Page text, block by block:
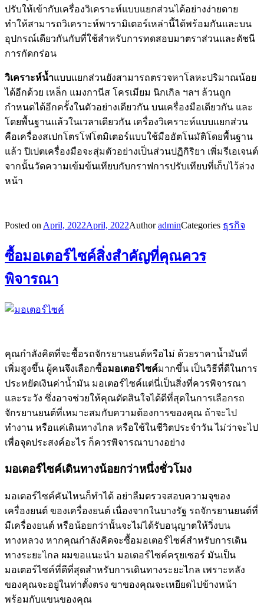
ปรับให้เข้ากับเครื่องวิเคราะห์แบบแยกส่วนได้อย่างง่ายดาย
ทำให้สามารถวิเคราะห์พารามิเตอร์เหล่านี้ได้พร้อมกันและบน
อุปกรณ์เดียวกันกับที่ใช้สำหรับการทดสอบมาตราส่วนและดัชนี
การกัดกร่อน
วิเคราะห์น้ำแบบแยกส่วนยังสามารถตรวจหาโลหะปริมาณน้อย
ได้อีกด้วย เหล็ก แมงกานีส โครเมียม นิกเกิล ฯลฯ ล้วนถูก
กำหนดได้อีกครั้งในตัวอย่างเดียวกัน บนเครื่องมือเดียวกัน และ
โดยพื้นฐานแล้วในเวลาเดียวกัน เครื่องวิเคราะห์แบบแยกส่วน
คือเครื่องสเปกโตรโฟโตมิเตอร์แบบใช้มืออัตโนมัติโดยพื้นฐาน
แล้ว ปิเปตเครื่องมือจะสุ่มตัวอย่างเป็นส่วนปฏิกิริยา เพิ่มรีเอเจนต์
จากนั้นวัดความเข้มข้นเทียบกับกราฟการปรับเทียบที่เก็บไว้ล่วง
หน้า
Posted on April, 2022April, 2022AuthoradminCategories ธุรกิจ
ซื้อมอเตอร์ไซค์สิ่งสำคัญที่คุณควร
พิจารณา
คุณกำลังคิดที่จะซื้อรถจักรยานยนต์หรือไม่ ด้วยราคาน้ำมันที่
เพิ่มสูงขึ้น ผู้คนจึงเลือกซื้อมอเตอร์ไซค์มากขึ้น เป็นวิธีที่ดีในการ
ประหยัดเงินค่าน้ำมัน มอเตอร์ไซค์แต่นี่เป็นสิ่งที่ควรพิจารณา
และระวัง ซึ่งอาจช่วยให้คุณตัดสินใจได้ดีที่สุดในการเลือกรถ
จักรยานยนต์ที่เหมาะสมกับความต้องการของคุณ ถ้าจะไป
ทำงาน หรือแค่เดินทางไกล หรือใช้ในชีวิตประจำวัน ไม่ว่าจะไป
เพื่อจุดประสงค์อะไร ก็ควรพิจารณาบางอย่าง
มอเตอร์ไซค์เดินทางน้อยกว่าหนึ่งชั่วโมง
มอเตอร์ไซค์คันไหนก็ทำได้ อย่าลืมตรวจสอบความจุของ
เครื่องยนต์ ของเครื่องยนต์ เนื่องจากในบางรัฐ รถจักรยานยนต์ที่
มีเครื่องยนต์ หรือน้อยกว่านั้นจะไม่ได้รับอนุญาตให้วิ่งบน
ทางหลวง หากคุณกำลังคิดจะซื้อมอเตอร์ไซค์สำหรับการเดิน
ทางระยะไกล ผมขอแนะนำ มอเตอร์ไซค์ครุยเซอร์ มันเป็น
มอเตอร์ไซค์ที่ดีที่สุดสำหรับการเดินทางระยะไกล เพราะหลัง
ของคุณจะอยู่ในท่าตั้งตรง ขาของคุณจะเหยียดไปข้างหน้า
พร้อมกับแขนของคุณ